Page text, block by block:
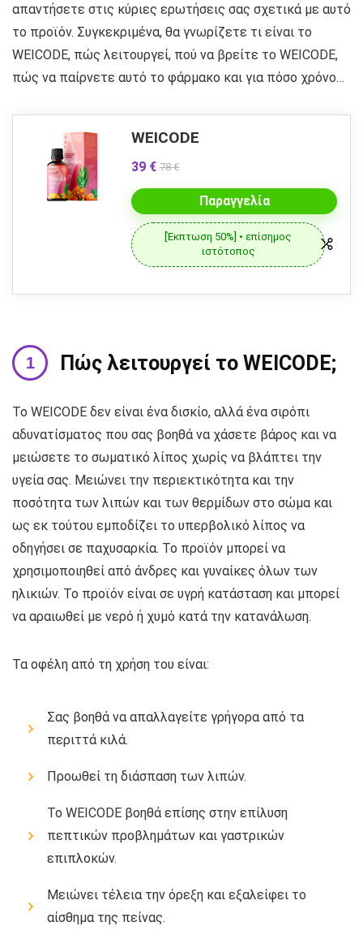
απαντήσετε στις κύριες ερωτήσεις σας σχετικά με αυτό
το προϊόν. Συγκεκριμένα, θα γνωρίζετε τι είναι το
WEICODE, πώς λειτουργεί, πού να βρείτε το WEICODE,
πώς να παίρνετε αυτό το φάρμακο και για πόσο χρόνο…
WEICODE
39 € 78 €
Παραγγελία
[Έκπτωση 50%] • επίσημος
ιστότοπος
Πώς λειτουργεί το WEICODE;
Το WEICODE δεν είναι ένα δισκίο, αλλά ένα σιρόπι
αδυνατίσματος που σας βοηθά να χάσετε βάρος και να
μειώσετε το σωματικό λίπος χωρίς να βλάπτει την
υγεία σας. Μειώνει την περιεκτικότητα και την
ποσότητα των λιπών και των θερμίδων στο σώμα και
ως εκ τούτου εμποδίζει το υπερβολικό λίπος να
οδηγήσει σε παχυσαρκία. Το προϊόν μπορεί να
χρησιμοποιηθεί από άνδρες και γυναίκες όλων των
ηλικιών. Το προϊόν είναι σε υγρή κατάσταση και μπορεί
να αραιωθεί με νερό ή χυμό κατά την κατανάλωση.
Τα οφέλη από τη χρήση του είναι:
Σας βοηθά να απαλλαγείτε γρήγορα από τα
περιττά κιλά.
Προωθεί τη διάσπαση των λιπών.
Το WEICODE βοηθά επίσης στην επίλυση
πεπτικών προβλημάτων και γαστρικών
επιπλοκών.
Μειώνει τέλεια την όρεξη και εξαλείφει το
αίσθημα της πείνας.